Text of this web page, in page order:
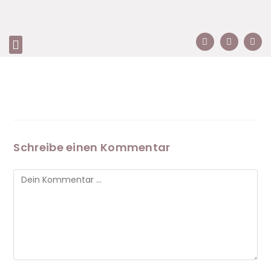
Schreibe einen Kommentar